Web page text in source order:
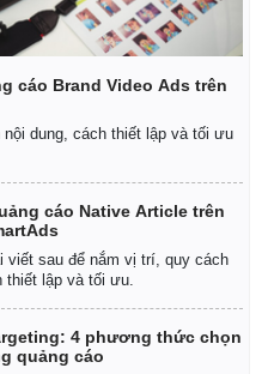
cáo Brand Video Ads trên
dung, cách thiết lập và tối ưu
cáo Native Article trên
viết sau để nắm vị trí, quy cách
thiết lập và tối ưu.
4 phương thức chọn
quảng cáo